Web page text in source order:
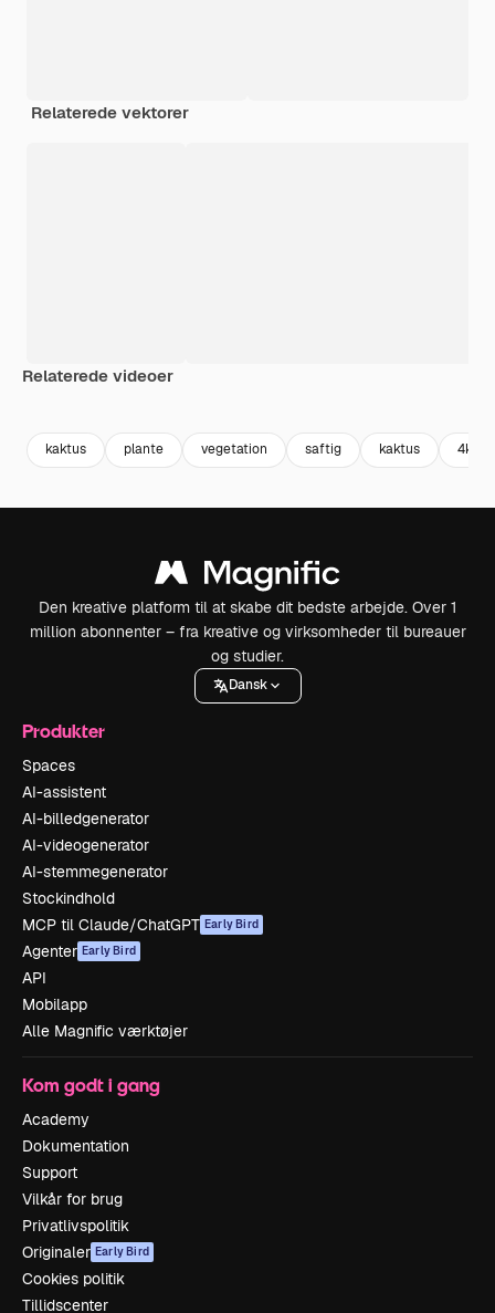
Relaterede vektorer
Relaterede videoer
kaktus plante vegetation saftig kaktus 4k
Den kreative platform til at skabe dit bedste arbejde. Over 1
million abonnenter – fra kreative og virksomheder til bureauer
og studier.
Dansk
Produkter
Spaces
AI-assistent
AI-billedgenerator
AI-videogenerator
AI-stemmegenerator
Stockindhold
MCP til Claude/ChatGPT Early Bird
Agenter Early Bird
API
Mobilapp
Alle Magnific værktøjer
Kom godt i gang
Academy
Dokumentation
Support
Vilkår for brug
Privatlivspolitik
Originaler Early Bird
Cookies politik
Tillidscenter